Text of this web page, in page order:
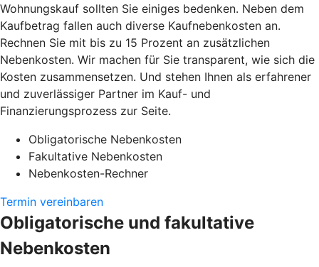
Wohnungskauf sollten Sie einiges bedenken. Neben dem
Kaufbetrag fallen auch diverse Kaufnebenkosten an.
Rechnen Sie mit bis zu 15 Prozent an zusätzlichen
Nebenkosten. Wir machen für Sie transparent, wie sich die
Kosten zusammensetzen. Und stehen Ihnen als erfahrener
und zuverlässiger Partner im Kauf- und
Finanzierungsprozess zur Seite.
Obligatorische Nebenkosten
Fakultative Nebenkosten
Nebenkosten-Rechner
Termin vereinbaren
Obligatorische und fakultative
Nebenkosten